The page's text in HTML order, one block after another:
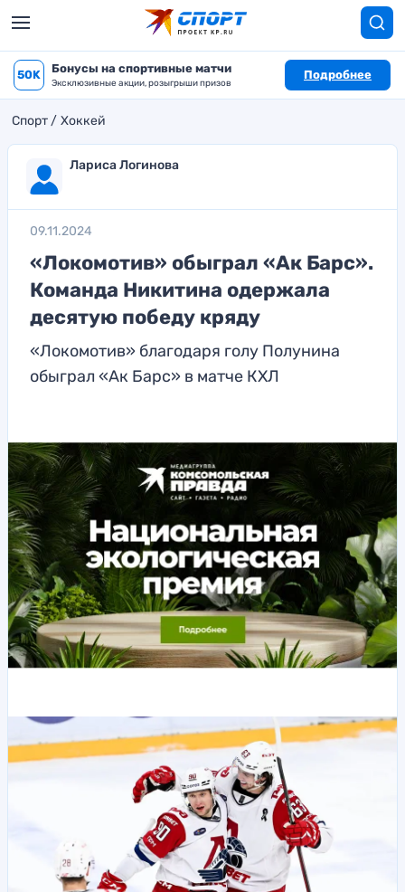
50K Бонусы на спортивные матчи
Эксклюзивные акции, розыгрыши призов
Подробнее
Спорт Хоккей
Лариса Логинова
09.11.2024
«Локомотив» обыграл «Ак Барс».
Команда Никитина одержала
десятую победу кряду
«Локомотив» благодаря голу Полунина
обыграл «Ак Барс» в матче КХЛ